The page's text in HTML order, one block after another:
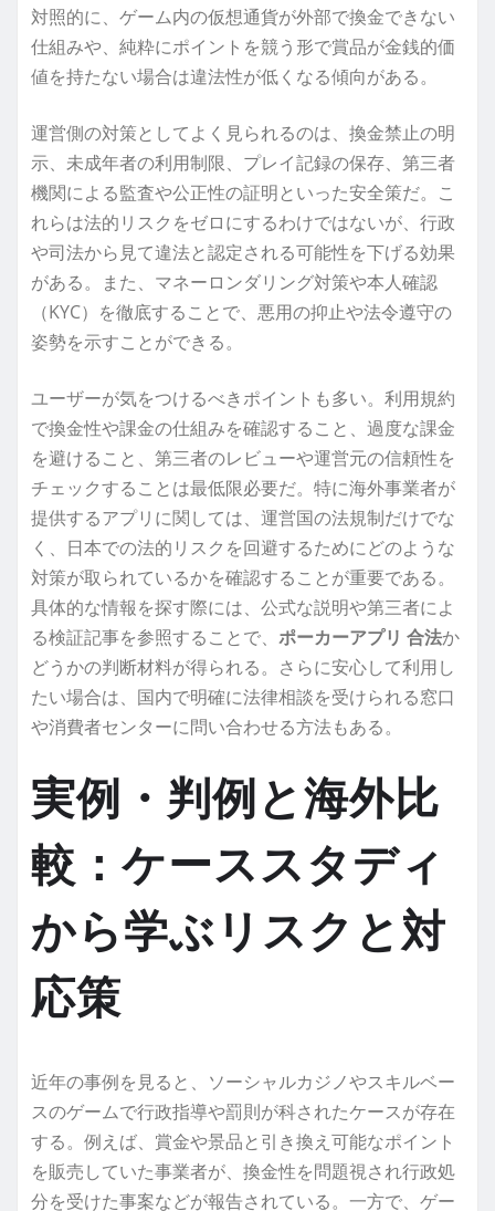
対照的に、ゲーム内の仮想通貨が外部で換金できない
仕組みや、純粋にポイントを競う形で賞品が金銭的価
値を持たない場合は違法性が低くなる傾向がある。
運営側の対策としてよく見られるのは、換金禁止の明
示、未成年者の利用制限、プレイ記録の保存、第三者
機関による監査や公正性の証明といった安全策だ。こ
れらは法的リスクをゼロにするわけではないが、行政
や司法から見て違法と認定される可能性を下げる効果
がある。また、マネーロンダリング対策や本人確認
（KYC）を徹底することで、悪用の抑止や法令遵守の
姿勢を示すことができる。
ユーザーが気をつけるべきポイントも多い。利用規約
で換金性や課金の仕組みを確認すること、過度な課金
を避けること、第三者のレビューや運営元の信頼性を
チェックすることは最低限必要だ。特に海外事業者が
提供するアプリに関しては、運営国の法規制だけでな
く、日本での法的リスクを回避するためにどのような
対策が取られているかを確認することが重要である。
具体的な情報を探す際には、公式な説明や第三者によ
る検証記事を参照することで、 ポーカーアプリ 合法か
どうかの判断材料が得られる。さらに安心して利用し
たい場合は、国内で明確に法律相談を受けられる窓口
や消費者センターに問い合わせる方法もある。
実例・判例と海外比
較：ケーススタディ
から学ぶリスクと対
応策
近年の事例を見ると、ソーシャルカジノやスキルベー
スのゲームで行政指導や罰則が科されたケースが存在
する。例えば、賞金や景品と引き換え可能なポイント
を販売していた事業者が、換金性を問題視され行政処
分を受けた事案などが報告されている。一方で、ゲー